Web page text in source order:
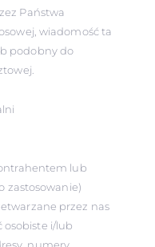
Państwa
wiadomość ta
podobny do
lub
zastosowanie)
przez nas
osobiste i/lub